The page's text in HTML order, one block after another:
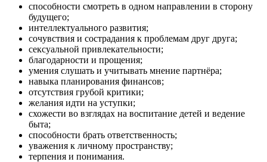
способности смотреть в одном направлении в сторону
будущего;
интеллектуального развития;
сочувствия и сострадания к проблемам друг друга;
сексуальной привлекательности;
благодарности и прощения;
умения слушать и учитывать мнение партнёра;
навыка планирования финансов;
отсутствия грубой критики;
желания идти на уступки;
схожести во взглядах на воспитание детей и ведение
быта;
способности брать ответственность;
уважения к личному пространству;
терпения и понимания.